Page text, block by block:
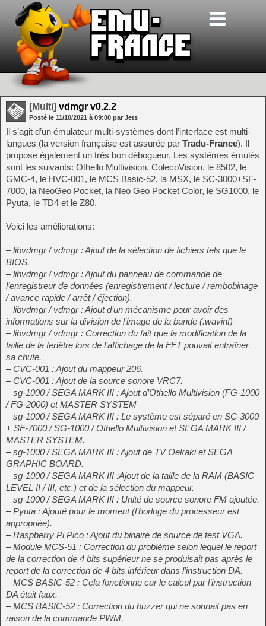
[Multi] vdmgr v0.2.2
Posté le 11/10/2021 à 09:00 par Jets
Il s’agit d’un émulateur multi-systèmes dont l’interface est multi-
langues (la version française est assurée par Tradu-France). Il
propose également un très bon débogueur. Les systèmes émulés
sont les suivants: Othello Multivision, ColecoVision, le 8502, le
GMC-4, le HVC-001, le MCS Basic-52, la MSX, le SC-3000+SF-
7000, la NeoGeo Pocket, la Neo Geo Pocket Color, le SG1000, le
Pyuta, le TD4 et le Z80.
Voici les améliorations:
– libvdmgr / vdmgr : Ajout de la sélection de fichiers tels que le
BIOS.
– libvdmgr / vdmgr : Ajout du panneau de commande de
l’enregistreur de données (enregistrement / lecture / rembobinage
/ avance rapide / arrêt / éjection).
– libvdmgr / vdmgr : Ajout d’un mécanisme pour avoir des
informations sur la division de l’image de la bande (.wavinf)
– libvdmgr / vdmgr : Correction du fait que la modification de la
taille de la fenêtre lors de l’affichage de la FFT pouvait entraîner
sa chute.
– CVC-001 : Ajout du mappeur 206.
– CVC-001 : Ajout de la source sonore VRC7.
– sg-1000 / SEGA MARK III : Ajout d’Othello Multivision (FG-1000
/ FG-2000) et MASTER SYSTEM
– sg-1000 / SEGA MARK III : Le système est séparé en SC-3000
+ SF-7000 / SG-1000 / Othello Multivision et SEGA MARK III /
MASTER SYSTEM.
– sg-1000 / SEGA MARK III : Ajout de TV Oekaki et SEGA
GRAPHIC BOARD.
– sg-1000 / SEGA MARK III :Ajout de la taille de la RAM (BASIC
LEVEL II / III, etc.) et de la sélection du mappeur.
– sg-1000 / SEGA MARK III : Unité de source sonore FM ajoutée.
– Pyuta : Ajouté pour le moment (l’horloge du processeur est
appropriée).
– Raspberry Pi Pico : Ajout du binaire de source de test VGA.
– Module MCS-51 : Correction du problème selon lequel le report
de la correction de 4 bits supérieur ne se produisait pas après le
report de la correction de 4 bits inférieur dans l’instruction DA.
– MCS BASIC-52 : Cela fonctionne car le calcul par l’instruction
DA était faux.
– MCS BASIC-52 : Correction du buzzer qui ne sonnait pas en
raison de la commande PWM.